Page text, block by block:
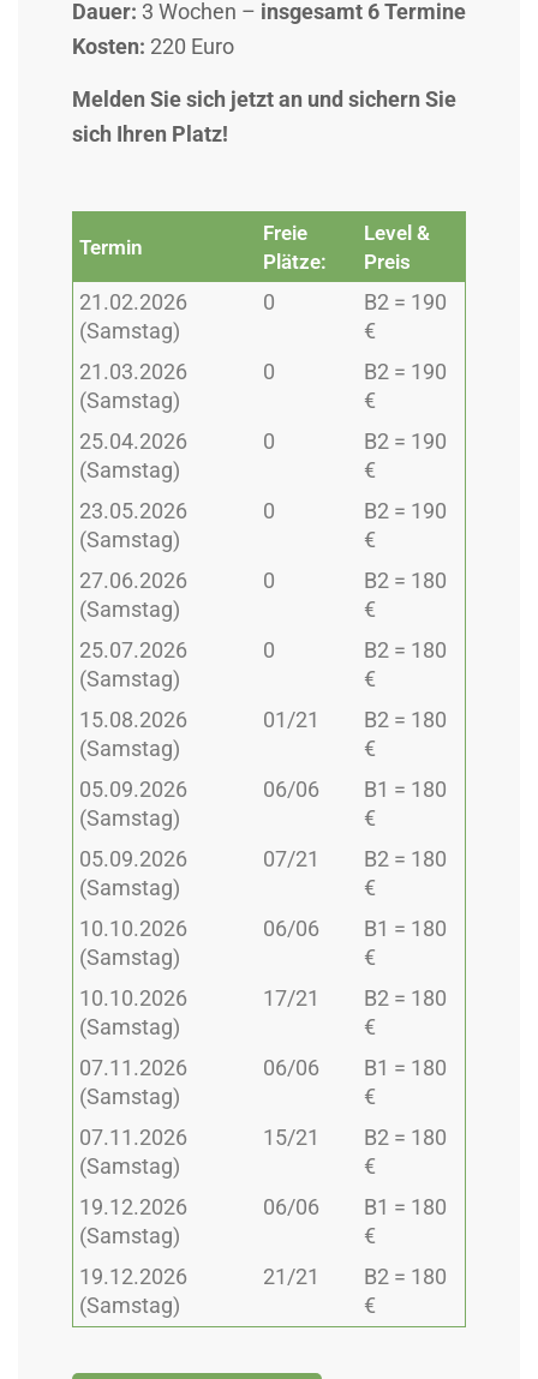
Dauer: 3 Wochen – insgesamt 6 Termine
Kosten: 220 Euro
Melden Sie sich jetzt an und sichern Sie
sich Ihren Platz!
Termin
Freie
Plätze:
Level &
Preis
21.02.2026
(Samstag)
0
B2 = 190
€
21.03.2026
(Samstag)
0
B2 = 190
€
25.04.2026
(Samstag)
0
B2 = 190
€
23.05.2026
(Samstag)
0
B2 = 190
€
27.06.2026
(Samstag)
0
B2 = 180
€
25.07.2026
(Samstag)
0
B2 = 180
€
15.08.2026
(Samstag)
01/21
B2 = 180
€
05.09.2026
(Samstag)
06/06
B1 = 180
€
05.09.2026
(Samstag)
07/21
B2 = 180
€
10.10.2026
(Samstag)
06/06
B1 = 180
€
10.10.2026
(Samstag)
17/21
B2 = 180
€
07.11.2026
(Samstag)
06/06
B1 = 180
€
07.11.2026
(Samstag)
15/21
B2 = 180
€
19.12.2026
(Samstag)
06/06
B1 = 180
€
19.12.2026
(Samstag)
21/21
B2 = 180
€